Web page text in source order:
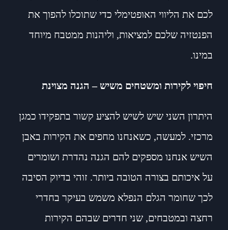
לכם את הליווי האופטימלי כדי שתוכלו להפוך את
הפנטזיה שלכם למציאות, וליהנות ממטבח מיוחד
במינו.
חיפוי לקירות ומשטחים משיש – הגנה מצוינת
היתרון השני שיש לשיש להציע קשור בתפקידו כמגן
מרכזי. למעשה, כשאנחנו מחפים את הקירות באבן
השיש אנחנו מספקים להם הגנה נהדרת ושומרים
על איכותם בצורה הטובה ביותר. זוהי בדיוק הסיבה
לכך שחומר הגלם הנפלא משמש בעיקר בחדרי
רחצה ובמטבחים, שני חדרים שבהם הקירות